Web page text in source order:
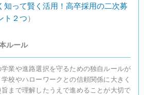
知って賢く活用！高卒採用の二次募
ト２つ）
ルール
業や進路選択を守るための独自ルールが
校やハローワークとの信頼関係に大きく
まで理解したうえで進めることが大切で